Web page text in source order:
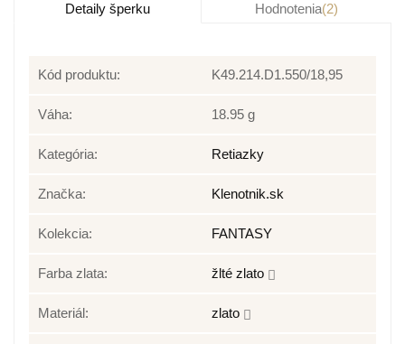
Detaily šperku Hodnotenia(2)
Kód produktu: K49.214.D1.550/18,95
Váha: 18.95 g
Kategória: Retiazky
Značka: Klenotnik.sk
Kolekcia: FANTASY
Farba zlata: žlté zlato
Materiál: zlato